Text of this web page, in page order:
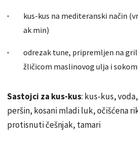
kus-kus na mediteranski način
ak min)
odrezak tune, pripremljen na
žličicom maslinovog ulja i
Sastojci za kus-kus: kus-kus,
peršin, kosani mladi luk, očišćena
protisnuti češnjak, tamari